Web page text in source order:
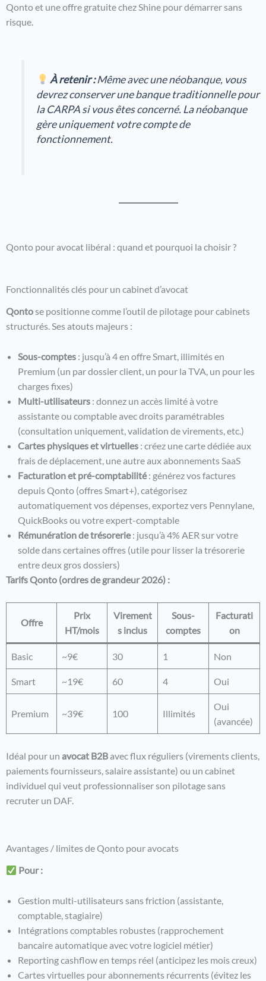
Qonto et une offre gratuite chez Shine pour démarrer sans
risque.
À retenir :Même avec une néobanque, vous
devrez conserver une banque traditionnelle pour
la CARPA si vous êtes concerné. La néobanque
gère uniquement votre compte de
fonctionnement.
Qonto pour avocat libéral : quand et pourquoi la choisir ?
Fonctionnalités clés pour un cabinet d’avocat
Qontose positionne comme l’outil de pilotage pour cabinets
structurés. Ses atouts majeurs :
Sous-comptes : jusqu’à 4 en offre Smart, illimités en
Premium (un par dossier client, un pour la TVA, un pour les
charges fixes)
Multi-utilisateurs : donnez un accès limité à votre
assistante ou comptable avec droits paramétrables
(consultation uniquement, validation de virements, etc.)
Cartes physiques et virtuelles : créez une carte dédiée aux
frais de déplacement, une autre aux abonnements SaaS
Facturation et pré-comptabilité: générez vos factures
depuis Qonto (offres Smart+), catégorisez
automatiquement vos dépenses, exportez vers Pennylane,
QuickBooks ou votre expert-comptable
Rémunération de trésorerie: jusqu’à 4% AER sur votre
solde dans certaines offres (utile pour lisser la trésorerie
entre deux gros dossiers)
Tarifs Qonto (ordres de grandeur 2026) :
Offre
Prix
HT/mois
Virement
s inclus
Sous-
comptes
Facturati
on
Basic ~9€ 30 1 Non
Smart ~19€ 60 4 Oui
Premium ~39€ 100 Illimités
Oui
(avancée)
Idéal pour un avocat B2Bavec flux réguliers (virements clients,
paiements fournisseurs, salaire assistante) ou un cabinet
individuel qui veut professionnaliser son pilotage sans
recruter un DAF.
Avantages / limites de Qonto pour avocats
Pour :
Gestion multi-utilisateurs sans friction (assistante,
comptable, stagiaire)
Intégrations comptables robustes (rapprochement
bancaire automatique avec votre logiciel métier)
Reporting cashflow en temps réel (anticipez les mois creux)
Cartes virtuelles pour abonnements récurrents (évitez les